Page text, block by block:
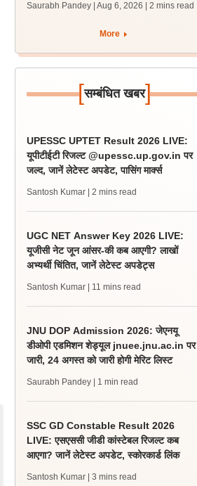
Saurabh Pandey | Aug 6, 2026 | 2 mins read
More
[सम्बंधित खबर]
UPESSC UPTET Result 2026 LIVE:
यूपीटीईटी रिजल्ट @upessc.up.gov.in पर
जल्द, जानें लेटेस्ट अपडेट, पासिंग मार्क्स
Santosh Kumar | 2 mins read
UGC NET Answer Key 2026 LIVE:
यूजीसी नेट जून आंसर-की कब आएगी? लाखों
अभ्यर्थी चिंतित, जानें लेटेस्ट अपडेट्स
Santosh Kumar | 11 mins read
JNU DOP Admission 2026: जेएनयू
डीओपी एडमिशन शेड्यूल jnuee.jnu.ac.in पर
जारी, 24 अगस्त को जारी होगी मेरिट लिस्ट
Saurabh Pandey | 1 min read
SSC GD Constable Result 2026
LIVE: एसएससी जीडी कांस्टेबल रिजल्ट कब
आएगा? जानें लेटेस्ट अपडेट, स्कोरकार्ड लिंक
Santosh Kumar | 3 mins read